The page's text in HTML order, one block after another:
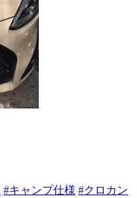
#キャンプ仕様 #クロカン